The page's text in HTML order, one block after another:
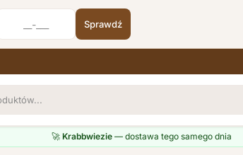
Sprawdź
🚀 Krabbwiezie— dostawa tego samego dnia